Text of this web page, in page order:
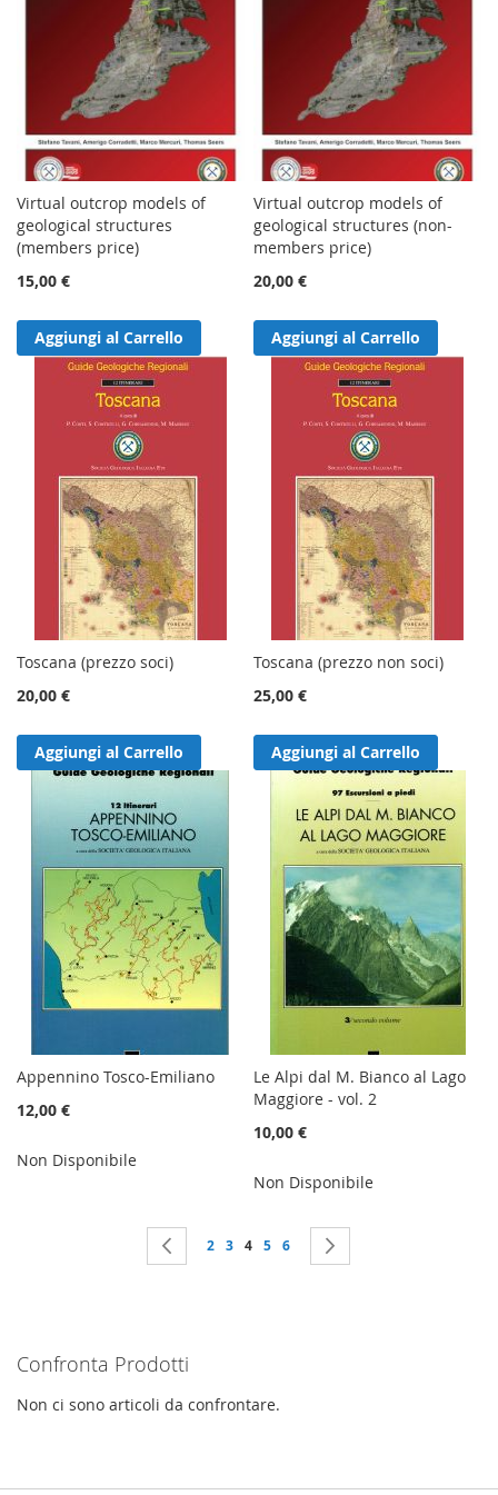
Virtual outcrop models of
geological structures
(members price)
15,00 €
Aggiungi al Carrello
Virtual outcrop models of
geological structures (non-
members price)
20,00 €
Aggiungi al Carrello
Toscana (prezzo soci)
20,00 €
Aggiungi al Carrello
Toscana (prezzo non soci)
25,00 €
Aggiungi al Carrello
Appennino Tosco-Emiliano
12,00 €
Non Disponibile
Le Alpi dal M. Bianco al Lago
Maggiore - vol. 2
10,00 €
Non Disponibile
Pagina Pagina
Precedente
Pagina
2 Pagina
3 Attualmente stai leggendo la pagina
4 Pagina
5 Pagina
6
Confronta Prodotti
Non ci sono articoli da confrontare.